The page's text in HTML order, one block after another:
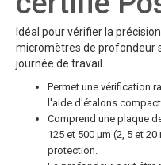
Idéal pour vérifier la
micromètres de profondeur
journée de travail.
Permet une vérification
l'aide d'étalons
Comprend une plaque
125 et 500 μm (2, 5 et
protection.